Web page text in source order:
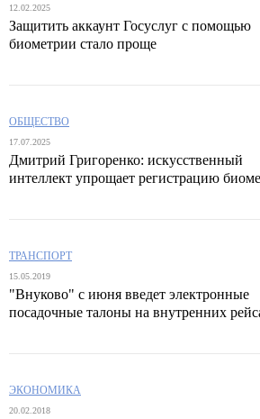
12.02.2025
Защитить аккаунт Госуслуг с помощью
биометрии стало проще
ОБЩЕСТВО
17.07.2025
Дмитрий Григоренко: искусственный
интеллект упрощает регистрацию
ТРАНСПОРТ
15.05.2019
"Внуково" с июня введет электронные
посадочные талоны на внутренних
ЭКОНОМИКА
20.02.2018